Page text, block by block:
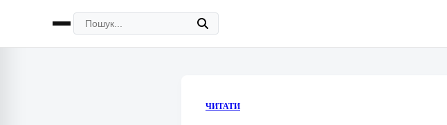
ЧИТАТИ